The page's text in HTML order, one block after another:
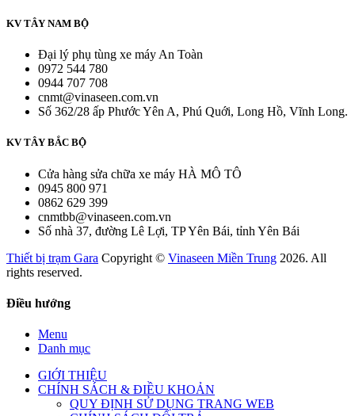
KV TÂY NAM BỘ
Đại lý phụ tùng xe máy An Toàn
0972 544 780
0944 707 708
cnmt@vinaseen.com.vn
Số 362/28 ấp Phước Yên A, Phú Quới, Long Hồ, Vĩnh Long.
KV TÂY BẮC BỘ
Cửa hàng sửa chữa xe máy HÀ MÔ TÔ
0945 800 971
0862 629 399
cnmtbb@vinaseen.com.vn
Số nhà 37, đường Lê Lợi, TP Yên Bái, tỉnh Yên Bái
Thiết bị trạm Gara Copyright © Vinaseen Miền Trung 2026. All
rights reserved.
Điều hướng
Menu
Danh mục
GIỚI THIỆU
CHÍNH SÁCH & ĐIỀU KHOẢN
QUY ĐỊNH SỬ DỤNG TRANG WEB